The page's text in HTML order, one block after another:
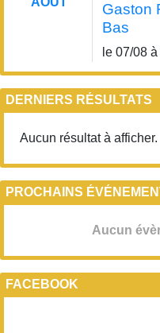
Gaston
Bas
le 07/08
DERNIERS RÉSULTATS
Aucun résultat à afficher.
PROCHAINS
Aucun
FACEBOOK